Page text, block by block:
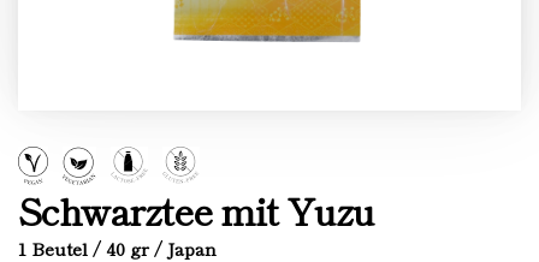
Schwarztee mit Yuzu
1 Beutel / 40 gr / Japan